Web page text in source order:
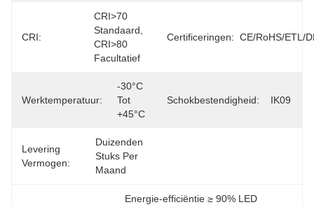
CRI:
CRI>70
Standaard,
CRI>80
Facultatief
Certificeringen: CE/RoHS/ETL/
Werktemperatuur:
-30°C
Tot
+45°C
Schokbestendigheid: IK09
Levering
Vermogen:
Duizenden
Stuks Per
Maand
Energie-efficiëntie ≥ 90% LED